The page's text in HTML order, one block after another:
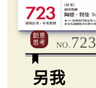
創意
思考
NO. 723
另我